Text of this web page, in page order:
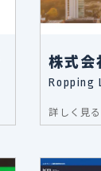
株式会
Ropping
詳しく見る